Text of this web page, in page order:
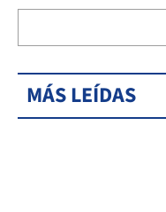
MÁS LEÍDAS